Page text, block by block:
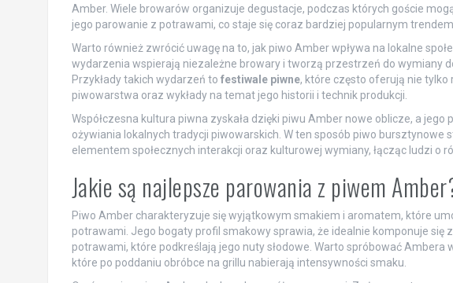
Amber. Wiele browarów organizuje degustacje, podczas których goście
jego parowanie z potrawami, co staje się coraz bardziej popularnym
Warto również zwrócić uwagę na to, jak piwo Amber wpływa na lokalne
wydarzenia wspierają niezależne browary i tworzą przestrzeń do wymiany
Przykłady takich wydarzeń to festiwale piwne, które często oferują nie
piwowarstwa oraz wykłady na temat jego historii i technik produkcji.
Współczesna kultura piwna zyskała dzięki piwu Amber nowe oblicze, a
ożywiania lokalnych tradycji piwowarskich. W ten sposób piwo bursztynowe
elementem społecznych interakcji oraz kulturowej wymiany, łącząc ludzi o
Jakie są najlepsze parowania z piwem
Piwo Amber charakteryzuje się wyjątkowym smakiem i aromatem, które
potrawami. Jego bogaty profil smakowy sprawia, że idealnie komponuje się
potrawami, które podkreślają jego nuty słodowe. Warto spróbować Ambera
które po poddaniu obróbce na grillu nabierają intensywności smaku.